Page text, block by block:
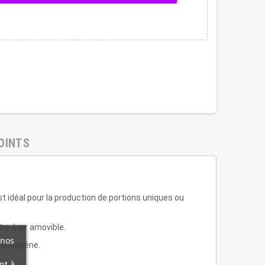
idéal pour la production de portions uniques ou
à air amovible.